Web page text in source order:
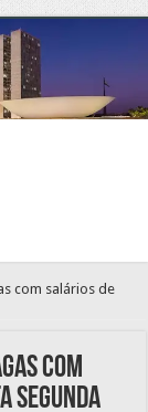
com salários de
com
segunda